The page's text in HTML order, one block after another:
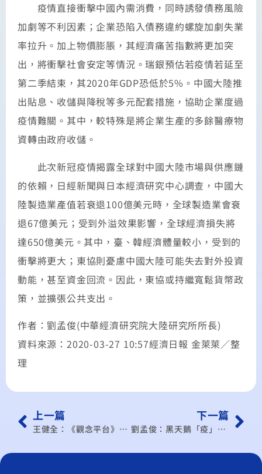
疫情直接衝擊中國內需消費，同時誘發債務風險
加劇等不利因素；企業恐陷入債務違約螺旋加劇失業
率拉升。加上物價膨脹，其經濟痛苦指數將更加突
出，將衝擊社會安定等情況。瑞銀預估若疫情若延至
第二季結束，其2020年GDP恐低於5%。中國大陸推
出貼息、收儲與降稅等多元配套措施，協助企業度過
疫情難關。其中，較特殊是將企業生產的多餘醫療物
資轉由政府收儲。
此次新冠疫情揭露全球對中國大陸市場與供應鏈
的依賴，日經新聞與日本經濟研究中心調查，中國大
陸製造業產值若衰退100億美元時，全球製造業會衰
退67億美元；受到外溢效果影響，全球經濟損失將
達650億美元。其中，臺、韓經濟體量較小，受到的
衝擊將更大；東協則憂慮中國大陸可能失去對外投資
動能，甚至資金回流。因此，東協或持繼寬鬆貨幣政
策，並擴張公共支出。
作者：劉孟俊(中華經濟研究院大陸研究所所長)
資料來源：2020-03-27 10:57經濟日報 金萊萊／整
理
上一篇
王健全：《觀念平台》證期局專業執法，監管作為殊值肯定
下一篇
劉孟俊：黑天鵝「疫」擊 中國恐爆金融海嘯